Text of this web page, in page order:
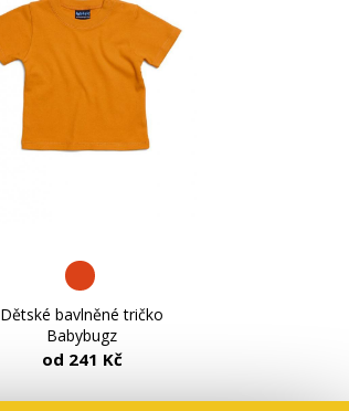
Dětské bavlněné tričko
Babybugz
od 241 Kč